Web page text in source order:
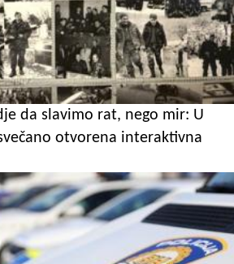
da slavimo rat, nego mir: U
otvorena interaktivna